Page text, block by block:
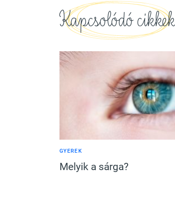
Kapcsolódó cikkek
GYEREK
Melyik a sárga?